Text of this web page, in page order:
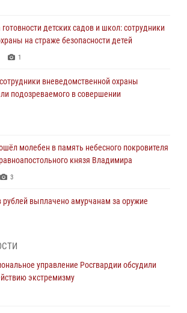
детских садов и школ: сотрудники
на страже безопасности детей
1
вневедомственной охраны
подозреваемого в совершении
молебен в память небесного покровителя
князя Владимира
3
рублей выплачено амурчанам за оружие
области в период с 20 по 26 июля 2026 года
управление Росгвардии обсудили
экстремизму